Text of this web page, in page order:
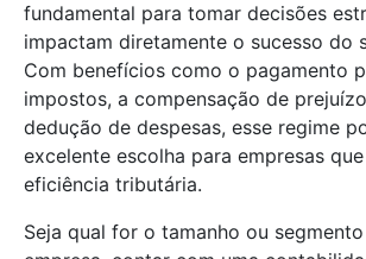
fundamental para tomar decisões
impactam diretamente o sucesso do
Com benefícios como o pagamento
impostos, a compensação de
dedução de despesas, esse regime
excelente escolha para empresas
eficiência tributária.
Seja qual for o tamanho ou